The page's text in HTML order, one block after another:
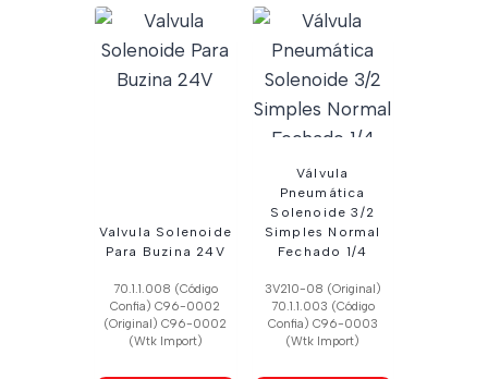
Valvula Solenoide
Para Buzina 24V
70.1.1.008 (Código
Confia) C96-0002
(Original) C96-0002
(Wtk Import)
Válvula
Pneumática
Solenoide 3/2
Simples Normal
Fechado 1/4
3V210-08 (Original)
70.1.1.003 (Código
Confia) C96-0003
(Wtk Import)